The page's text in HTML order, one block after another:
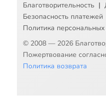
Благотворительность |
Безопасность платежей
Политика
© 2008 — 2026
Пожертвование
Политика возврата